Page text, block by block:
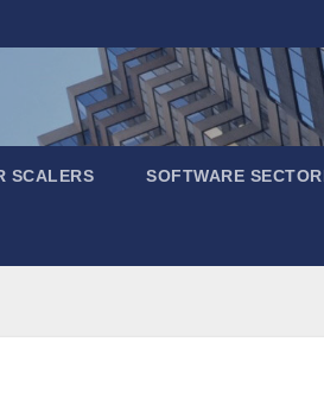
SCALERS SOFTWARE